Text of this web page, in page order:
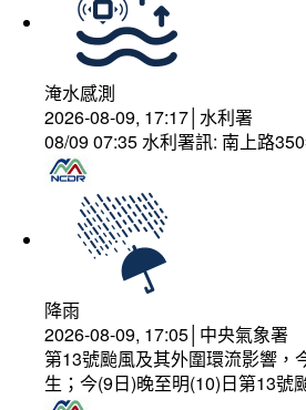
淹水感測
2026-08-09, 17:17│水利署
08/09 07:35 水利署訊: 南上路
降雨
2026-08-09, 17:05│中央氣象署
第13號颱風及其外圍環流影響，
生；今(9日)晚至明(10)日第13號